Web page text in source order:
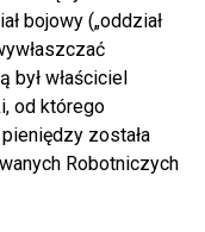
bojowy („oddział
właściciel
od którego
została
Robotniczych